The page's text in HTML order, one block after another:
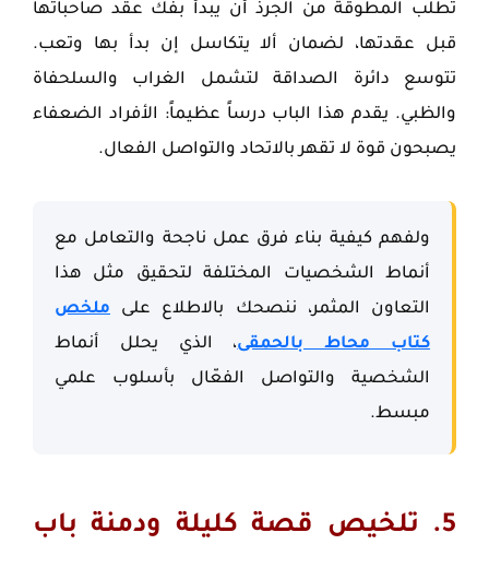
تطلب المطوقة من الجرذ أن يبدأ بفك عقد صاحباتها
قبل عقدتها، لضمان ألا يتكاسل إن بدأ بها وتعب.
تتوسع دائرة الصداقة لتشمل الغراب والسلحفاة
والظبي. يقدم هذا الباب درساً عظيماً: الأفراد الضعفاء
يصبحون قوة لا تقهر بالاتحاد والتواصل الفعال.
ولفهم كيفية بناء فرق عمل ناجحة والتعامل مع
أنماط الشخصيات المختلفة لتحقيق مثل هذا
التعاون المثمر، ننصحك بالاطلاع على ملخص
كتاب محاط بالحمقى، الذي يحلل أنماط
الشخصية والتواصل الفعّال بأسلوب علمي
مبسط.
5. تلخيص قصة كليلة ودمنة باب